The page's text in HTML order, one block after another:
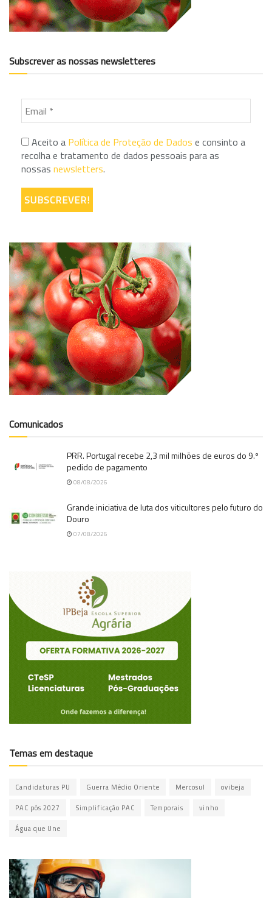
Subscrever as nossas newsletteres
Aceito a Política de Proteção de Dados e consinto a
recolha e tratamento de dados pessoais para as
nossas newsletters.
Comunicados
PRR. Portugal recebe 2,3 mil milhões de euros do 9.º
pedido de pagamento
08/08/2026
Grande iniciativa de luta dos viticultores pelo futuro do
Douro
07/08/2026
Temas em destaque
Candidaturas PU Guerra Médio Oriente Mercosul ovibeja
PAC pós 2027 Simplificação PAC Temporais vinho
Água que Une